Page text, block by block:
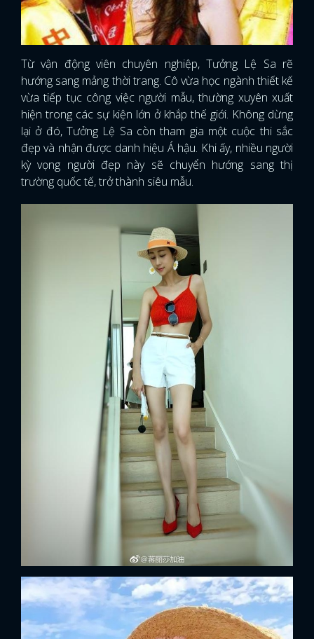
Từ vận động viên chuyên nghiệp, Tưởng Lệ Sa rẽ
hướng sang mảng thời trang. Cô vừa học ngành thiết kế
vừa tiếp tục công việc người mẫu, thường xuyên xuất
hiện trong các sự kiện lớn ở khắp thế giới. Không dừng
lại ở đó, Tưởng Lệ Sa còn tham gia một cuộc thi sắc
đẹp và nhận được danh hiệu Á hậu. Khi ấy, nhiều người
kỳ vọng người đẹp này sẽ chuyển hướng sang thị
trường quốc tế, trở thành siêu mẫu.